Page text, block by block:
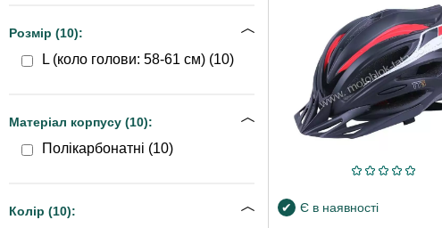
Розмір (10):
L (коло голови: 58-61 см) (10)
Матеріал корпусу (10):
Полікарбонатні (10)
Колір (10): Є в наявності